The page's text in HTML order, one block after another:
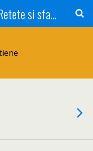
Restaurant si Mancare Retete si sfaturi Picant bun si rapid